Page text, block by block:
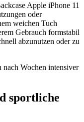
Apple iPhone 11
oder
weichen Tuch
Gebrauch formstabil
abzunutzen oder zu
nach Wochen intensiver
sportliche